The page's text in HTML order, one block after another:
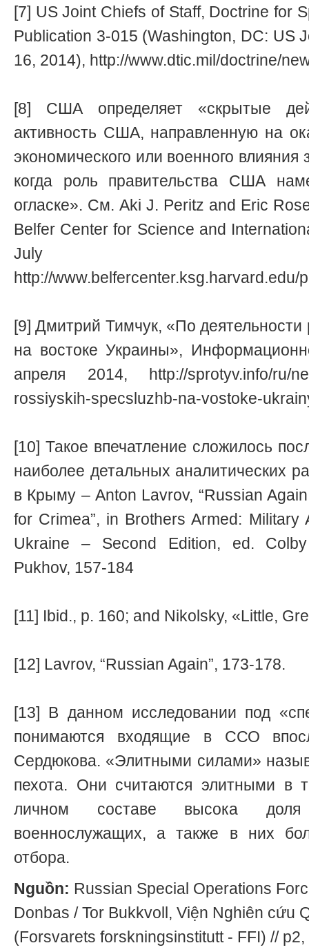
[7] US Joint Chiefs of Staff, Doctrine for
Publication 3-015 (Washington, DC: US
16, 2014), http://www.dtic.mil/doctrine/
[8] США определяет «скрытые
активность США, направленную на
экономического или военного
когда роль правительства США
огласке». См. Aki J. Peritz and Eric
Belfer Center for Science and
July
http://
[9] Дмитрий Тимчук, «По деятельности
на востоке Украины»,
апреля 2014, http://sprotyv.info/ru/
rossiyskih-specsluzhb-na-vostoke-
[10] Такое впечатление сложилось
наиболее детальных аналитических
в Крыму – Anton Lavrov, “Russian
for Crimea”, in Brothers Armed:
Ukraine – Second Edition, ed.
Pukhov, 157-184
[11] Ibid., p. 160; and Nikolsky, «Little,
[12] Lavrov, “Russian Again”, 173-178.
[13] В данном исследовании под
понимаются входящие в ССО
Сердюкова. «Элитными силами»
пехота. Они считаются элитными в
личном составе высока доля
военнослужащих, а также в них
отбора.
Nguồn: Russian Special Operations
Donbas / Tor Bukkvoll, Viện Nghiên cứu
(Forsvarets forskningsinstitutt - FFI) //